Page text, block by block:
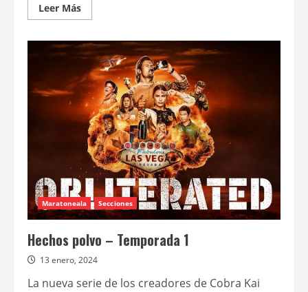
Leer MásLeer
más
Empieza
oficialmente
producción
de
Cobra
Kai
6
Maratoneala Secciones
Hechos polvo – Temporada 1
13 enero, 2024
La nueva serie de los creadores de Cobra Kai